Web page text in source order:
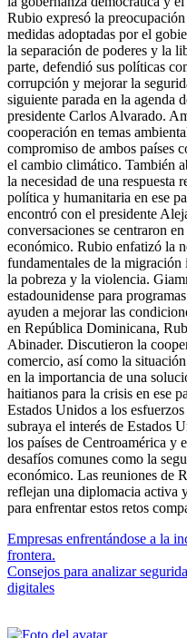
Rubio expresó la
medidas adoptadas por el
la separación de poderes y la
parte, defendió sus políticas
corrupción y mejorar la
siguiente parada en la agenda
presidente Carlos Alvarado.
cooperación en temas
compromiso de ambos países
el cambio climático. También
la necesidad de una respuesta
política y humanitaria en ese
encontró con el presidente
conversaciones se centraron
económico. Rubio enfatizó la
fundamentales de la
la pobreza y la violencia.
estadounidense para
ayuden a mejorar las
en República Dominicana,
Abinader. Discutieron la
comercio, así como la
en la importancia de una
haitianos para la crisis en ese
Estados Unidos a los
subraya el interés de Estados
los países de Centroamérica y
desafíos comunes como la
económico. Las reuniones de
reflejan una diplomacia activa
para enfrentar estos retos
Empresas enfrentándose a la
frontera.
Consejos para analizar
digitales